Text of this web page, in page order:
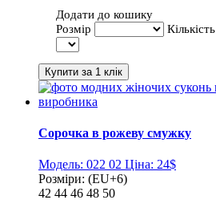
Додати до кошику
Розмір
Кількість
Сорочка в рожеву смужку
Модель: 022 02 Ціна: 24$
Розміри: (EU+6)
42 44 46 48 50